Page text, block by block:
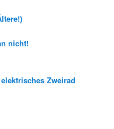
nicht!
Zweirad